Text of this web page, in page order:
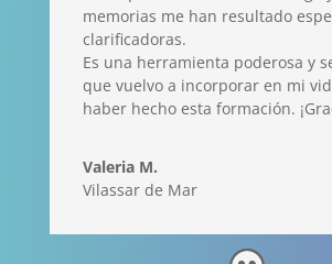
memorias me han resultado
clarificadoras.
Es una herramienta poderosa y
que vuelvo a incorporar en mi
haber hecho esta formación.
Valeria M.
Vilassar de Mar